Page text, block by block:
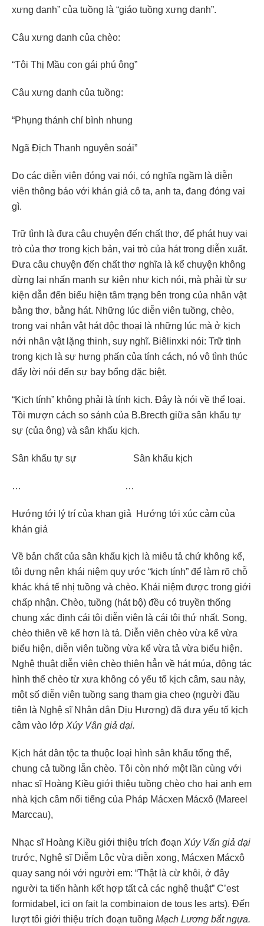
xưng danh” của tuồng là “giáo tuồng xưng danh”.
Câu xưng danh của chèo:
“Tôi Thị Mầu con gái phú ông”
Câu xưng danh của tuồng:
“Phụng thánh chỉ bình nhung
Ngã Địch Thanh nguyên soái”
Do các diễn viên đóng vai nói, có nghĩa ngầm là diễn
viên thông báo với khán giả cô ta, anh ta, đang đóng vai
gì.
Trữ tình là đưa câu chuyện đến chất thơ, để phát huy vai
trò của thơ trong kịch bản, vai trò của hát trong diễn xuất.
Đưa câu chuyện đến chất thơ nghĩa là kể chuyện không
dừng lại nhấn mạnh sự kiện như kịch nói, mà phải từ sự
kiện dẫn đến biểu hiện tâm trạng bên trong của nhân vật
bằng thơ, bằng hát. Những lúc diễn viên tuồng, chèo,
trong vai nhân vật hát độc thoại là những lúc mà ở kịch
nới nhân vật lặng thinh, suy nghĩ. Biêlinxki nói: Trữ tình
trong kịch là sự hưng phấn của tính cách, nó vô tình thúc
đẩy lời nói đến sự bay bổng đặc biệt.
“Kịch tính” không phải là tính kịch. Đây là nói về thể loại.
Tồi mượn cách so sánh của B.Brecth giữa sân khấu tự
sự (của ông) và sân khấu kịch.
Sân khấu tự sự Sân khấu kịch
… …
Hướng tới lý trí của khan giả Hướng tới xúc cảm của
khán giả
Về bản chất của sân khấu kịch là miêu tả chứ không kể,
tôi dựng nên khái niệm quy ước “kịch tính” để làm rõ chỗ
khác khá tế nhị tuồng và chèo. Khái niệm được trong giới
chấp nhận. Chèo, tuồng (hát bộ) đều có truyền thống
chung xác định cái tôi diễn viên là cái tôi thứ nhất. Song,
chèo thiên về kể hơn là tả. Diễn viên chèo vừa kể vừa
biểu hiện, diễn viên tuồng vừa kể vừa tả vừa biểu hiện.
Nghệ thuật diễn viên chèo thiên hẳn về hát múa, động tác
hình thể chèo từ xưa không có yếu tố kịch câm, sau này,
một số diễn viên tuồng sang tham gia cheo (người đầu
tiên là Nghệ sĩ Nhân dân Dịu Hương) đã đưa yếu tố kịch
câm vào lớp Xúy Vân giả dại.
Kịch hát dân tộc ta thuộc loại hình sân khấu tổng thể,
chung cả tuồng lẫn chèo. Tôi còn nhớ một lần cùng với
nhạc sĩ Hoàng Kiều giới thiệu tuồng chèo cho hai anh em
nhà kịch câm nổi tiếng của Pháp Mácxen Mácxô (Mareel
Marccau),
Nhạc sĩ Hoàng Kiều giới thiệu trích đoạn Xúy Vấn giả dại
trước, Nghệ sĩ Diễm Lộc vừa diễn xong, Mácxen Mácxô
quay sang nói với người em: “Thật là cừ khôi, ở đây
người ta tiến hành kết hợp tất cả các nghệ thuật” C’est
formidabel, ici on fait la combinaion de tous les arts). Đến
lượt tôi giới thiệu trích đoạn tuồng Mạch Lương bắt ngựa.